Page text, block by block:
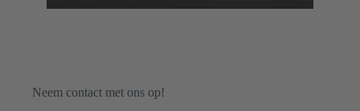
Neem contact met ons op!